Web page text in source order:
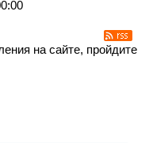
на сайте, пройдите